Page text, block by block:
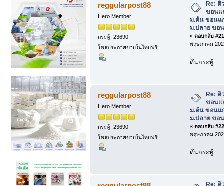
reggularpost88
Hero Member
กระทู้: 23690
โพสประกาศขายในไทยฟรี
Re:
ขอนแ
ม.ต้น ขอนแ
ม.ปลาย ขอ
« ตอบกลับ
พฤษภาคม
ดันกระทู้
reggularpost88
Hero Member
กระทู้: 23690
โพสประกาศขายในไทยฟรี
Re: ติ
ขอนแ
ม.ต้น ขอนแ
ม.ปลาย ขอ
« ตอบกลับ
พฤษภาคม
ดันกระทู้
Re: ติ